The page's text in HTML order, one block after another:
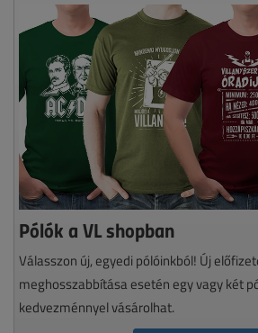
Pólók a VL shopban
Válasszon új, egyedi pólóinkból! Új
meghosszabbítása esetén egy vagy két
kedvezménnyel vásárolhat.